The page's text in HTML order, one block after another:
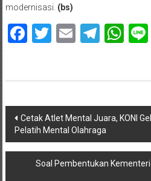
modernisasi. (bs)
Facebook
Twitter
Email
Navigasi
pos
Cetak Atlet Mental Juara, KONI
Pelatih Mental Olahraga
Soal Pembentukan